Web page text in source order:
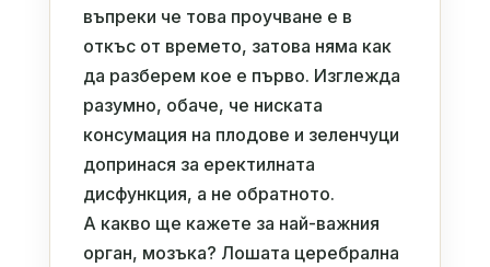
въпреки че това проучване е в
откъс от времето, затова няма как
да разберем кое е първо. Изглежда
разумно, обаче, че ниската
консумация на плодове и зеленчуци
допринася за еректилната
дисфункция, а не обратното.
А какво ще кажете за най-важния
орган, мозъка? Лошата церебрална